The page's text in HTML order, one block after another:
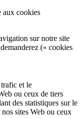
aux cookies
sur notre site
(« cookies
et le
ou ceux de tiers
des statistiques sur le
sites Web ou ceux